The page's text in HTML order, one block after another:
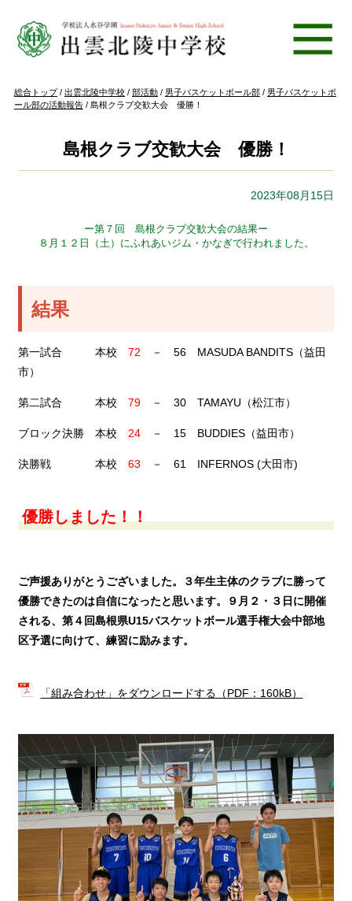
現
在
総合トップ/ 出雲北陵中学校 / 部活動 / 男子バスケットボール部 / 男子バスケットボ
ール部の活動報告 / 島根クラブ交歓大会 優勝！
島根クラブ交歓大会 優勝！
2023年08月15日
ー第７回 島根クラブ交歓大会の結果ー
８月１２日（土）にふれあいジム・かなぎで行われました。
結果
第一試合 本校72 － 56 MASUDA BANDITS（益田
市）
第二試合 本校79 － 30 TAMAYU（松江市）
ブロック決勝 本校24 － 15 BUDDIES（益田市）
決勝戦 本校63 － 61 INFERNOS (大田市)
優勝しました！！
ご声援ありがとうございました。３年生主体のクラブに勝って
優勝できたのは自信になったと思います。９月２・３日に開催
される、第４回島根県U15バスケットボール選手権大会中部地
区予選に向けて、練習に励みます。
「組み合わせ」をダウンロードする（PDF：160kB）